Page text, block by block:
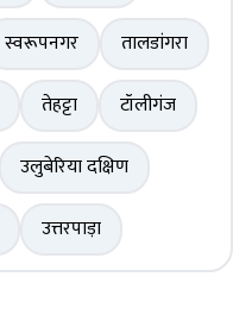
स्वरूपनगर
तालडांगरा
तेहट्टा
टॉलीगंज
उलुबेरिया दक्षिण
उत्तरपाड़ा